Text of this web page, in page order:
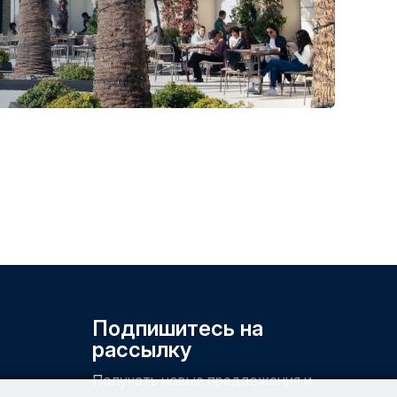
Подпишитесь на
рассылку
Получать новые предложения и